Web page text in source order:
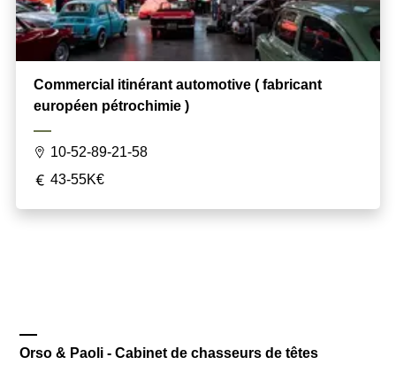
Commercial itinérant automotive ( fabricant
européen pétrochimie )
10-52-89-21-58
43-55K€
Orso & Paoli - Cabinet de chasseurs de têtes